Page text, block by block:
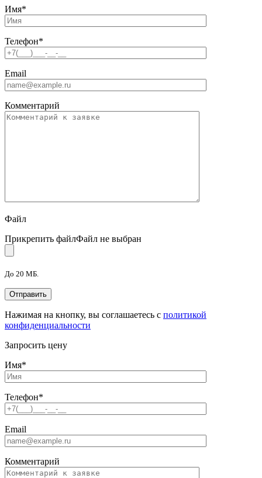
Имя*
Телефон*
Email
Комментарий
Файл
Прикрепить файлФайл не выбран
До 20 МБ.
Нажимая на кнопку, вы соглашаетесь с политикой
конфиденциальности
Запросить цену
Имя*
Телефон*
Email
Комментарий